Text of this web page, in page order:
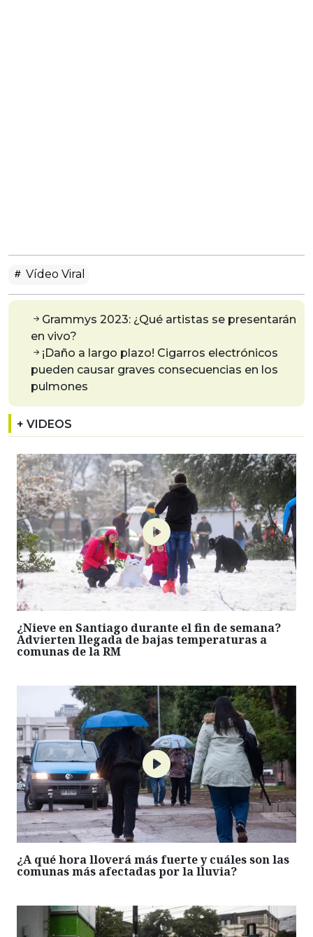
Vídeo Viral
Grammys 2023: ¿Qué artistas se presentarán
en vivo?
¡Daño a largo plazo! Cigarros electrónicos
pueden causar graves consecuencias en los
pulmones
+ VIDEOS
¿Nieve en Santiago durante el fin de semana?
Advierten llegada de bajas temperaturas a
comunas de la RM
¿A qué hora lloverá más fuerte y cuáles son las
comunas más afectadas por la lluvia?